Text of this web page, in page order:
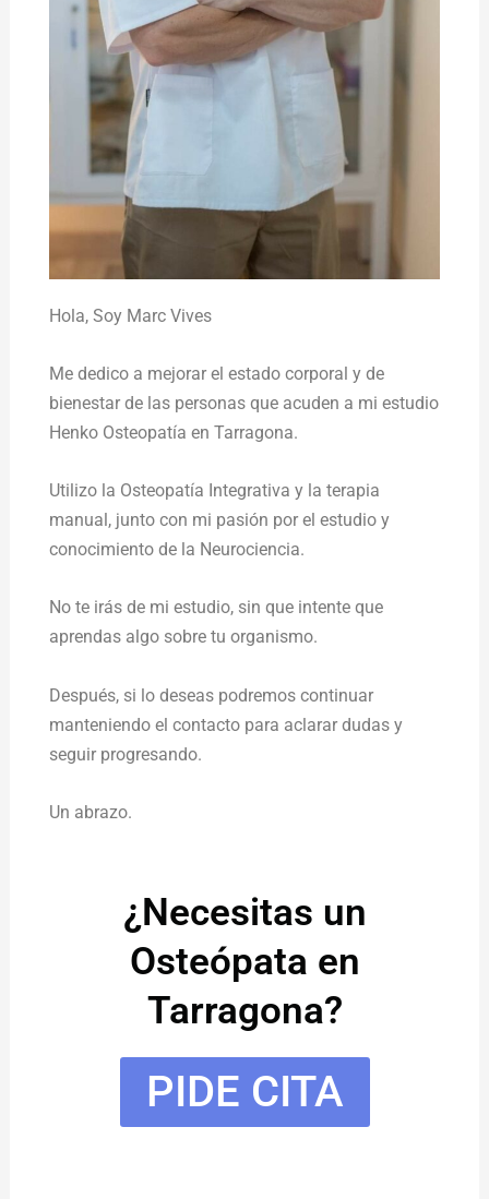
Hola,Soy Marc Vives
Me dedico a mejorar el estado corporal y de
bienestar de las personas que acuden a mi estudio
Henko Osteopatía en Tarragona.
Utilizo la Osteopatía Integrativa y la terapia
manual, junto con mi pasión por el estudio y
conocimiento de la Neurociencia.
No te irás de mi estudio, sin que intente que
aprendas algo sobre tu organismo.
Después, si lo deseas podremos continuar
manteniendo el contacto para aclarar dudas y
seguir progresando.
Un abrazo.
¿Necesitas un
Osteópata en
Tarragona?
PIDE CITA